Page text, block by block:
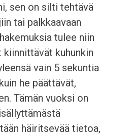
sen on silti tehtävä
tai palkkaavaan
tulee niin
kuhunkin
vain 5 sekuntia
he päättävät,
Tämän vuoksi on
häiritsevää tietoa,